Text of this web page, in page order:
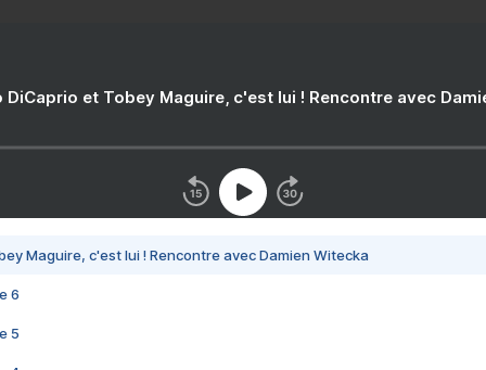
DiCaprio et Tobey Maguire, c'est lui ! Rencontre avec
Maguire, c'est lui ! Rencontre avec Damien Witecka
6
5